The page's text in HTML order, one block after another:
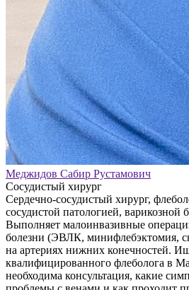
Меджидов Сабир Рустамович
Сосудистый хирург
Сердечно-сосудистый хирург,
сосудистой патологией, варикозной
Выполняет малоинвазивные
болезни (ЭВЛК, минифлебэктомия,
на артериях нижних конечностей.
квалифицированного флеболога в
необходима консультация, какие